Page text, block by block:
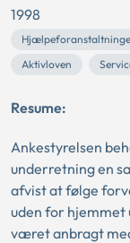
1998
Aktivloven
Resume:
Ankestyrelsen
underretning en
afvist at følge
uden for hjemmet
været anbragt